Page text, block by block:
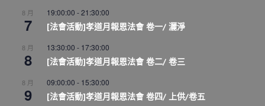
8 月
7
19:00:00 -21:30:00
[法會活動]孝道月報恩法會 卷一/ 灑淨
8 月
8
13:30:00 - 17:30:00
[法會活動]孝道月報恩法會 卷二/ 卷三
8 月
9
09:00:00 - 15:30:00
[法會活動]孝道月報恩法會 卷四/ 上供/卷五